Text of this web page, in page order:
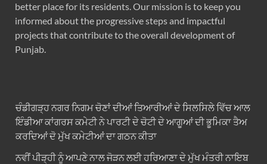
better place for its residents. Our mission is to keep you
informed about the progressive steps and impactful
projects that contribute to the overall development of
Punjab.
ਚੰਡੀਗੜ੍ਹ ਨਗਰ ਨਿਗਮ ਚੋਣਾਂ ਦੀਆਂ ਤਿਆਰੀਆਂ ਦੇ ਸਿਲਸਿਲੇ ਵਿੱਚ ਆਲ
ਇੰਡੀਆ ਕਾਂਗਰਸ ਕਮੇਟੀ ਨੇ ਪਾਰਟੀ ਦੇ ਚੋਟੀ ਦੇ ਆਗੂਆਂ ਦੀ ਭੂਮਿਕਾ ਤੈਅ
ਕਰਦਿਆਂ ਦੋ ਮੁੱਖ ਕਮੇਟੀਆਂ ਦਾ ਗਠਨ ਕੀਤਾ
ਨਵੀਂ ਪੀੜ੍ਹੀ ਨੂੰ ਆਪਣੇ ਨਾਲ ਜੋੜਨ ਲਈ ਹਰਿਆਣਾ ਦੇ ਮੁੱਖ ਮੰਤਰੀ ਨਾਇਬ